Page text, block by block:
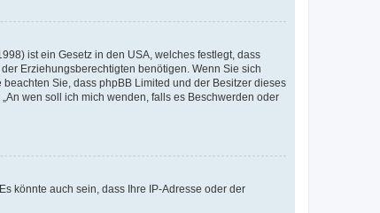
ist ein Gesetz in den USA, welches festlegt, dass
Erziehungsberechtigten benötigen. Wenn Sie sich
Sie, dass phpBB Limited und der Besitzer dieses
wen soll ich mich wenden, falls es Beschwerden oder
könnte auch sein, dass Ihre IP-Adresse oder der